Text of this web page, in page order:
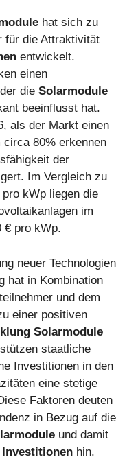
hat sich zu
für die Attraktivität
entwickelt.
einen
die Solarmodule
beeinflusst hat.
als der Markt einen
80% erkennen
der
Im Vergleich zu
kWp liegen die
im
€ pro kWp.
neuer Technologien
hat in Kombination
und dem
einer positiven
Solarmodule
staatliche
Investitionen in den
eine stetige
Faktoren deuten
in Bezug auf die
und damit
hin.